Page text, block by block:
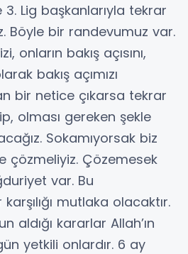
3. Lig başkanlarıyla tekrar
Böyle bir randevumuz var.
onların bakış açısını,
bakış açımızı
bir netice çıkarsa tekrar
olması gereken şekle
Sokamıyorsak biz
çözmeliyiz. Çözemesek
var. Bu
mutlaka olacaktır.
aldığı kararlar Allah’ın
yetkili onlardır. 6 ay